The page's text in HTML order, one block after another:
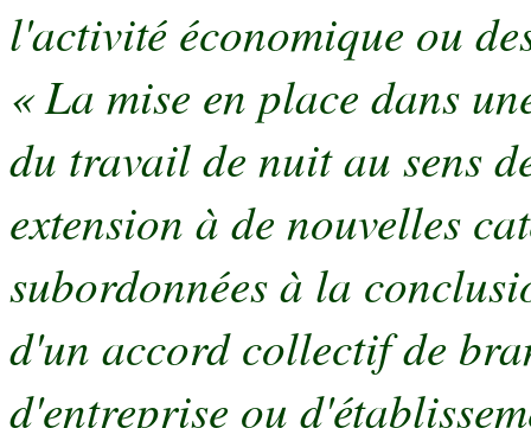
l'activité économique ou
« La mise en place dans
du travail de nuit au sens
extension à de nouvelles
subordonnées à la
d'un accord collectif de
d'entreprise ou